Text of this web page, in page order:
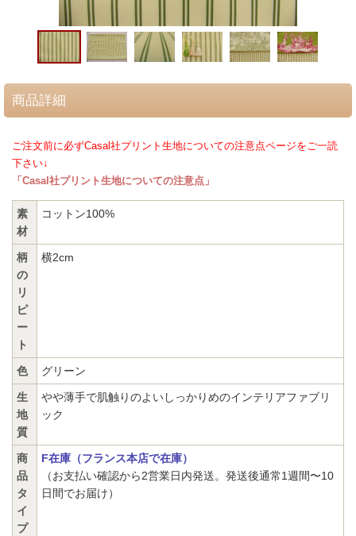
商品詳細
ご注文前に必ずCasal社プリント生地についての注意点ページをご一読
下さい↓
「Casal社プリント生地についての注意点」
素
材
コットン100%
柄
の
リ
ピ
ー
ト
横2cm
色 グリーン
生
地
質
やや薄手で肌触りのよいしっかりめのインテリアファブリ
ック
商
品
タ
イ
プ
F在庫（フランス本店で在庫）
（お支払い確認から2営業日内発送。発送後通常1週間〜10
日間でお届け）